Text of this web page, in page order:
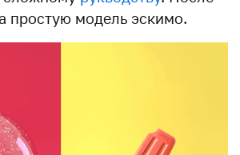
простую модель эскимо.